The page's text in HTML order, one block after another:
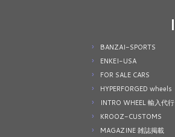
BANZAI-SPORTS
ENKEI-USA
FOR SALE CARS
HYPERFORGED wheels
INTRO WHEEL 輸入代行
KROOZ-CUSTOMS
MAGAZINE 雑誌掲載